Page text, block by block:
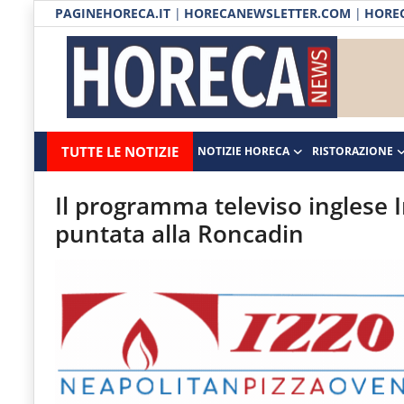
PAGINEHORECA.IT | HORECANEWSLETTER.COM |
Horecanews.it
-
Notizie
Horeca
Il
portale
canale
Horeca
e
del
TUTTE LE NOTIZIE NOTIZIE HORECA RISTORAZIONE
Notizie HORECA
Ristorazione
Ospitalità
Distribuzione
Eventi
RUBRICHE
Il programma televiso inglese
puntata alla Roncadin